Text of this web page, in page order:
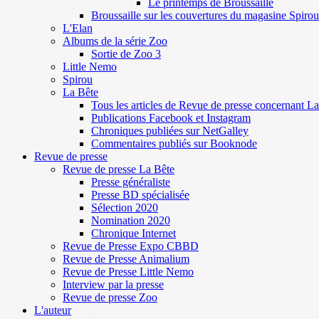
Broussaille sur les couvertures du magasine Spirou
L'Elan
Albums de la série Zoo
Sortie de Zoo 3
Little Nemo
Spirou
La Bête
Tous les articles de Revue de presse concernant
Publications Facebook et Instagram
Chroniques publiées sur NetGalley
Commentaires publiés sur Booknode
Revue de presse
Revue de presse La Bête
Presse généraliste
Presse BD spécialisée
Sélection 2020
Nomination 2020
Chronique Internet
Revue de Presse Expo CBBD
Revue de Presse Animalium
Revue de Presse Little Nemo
Interview par la presse
Revue de presse Zoo
L'auteur